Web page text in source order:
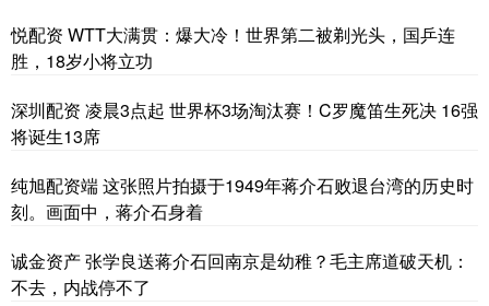
悦配资 WTT大满贯：爆大冷！世界第二被剃光头，国乒连
胜，18岁小将立功
深圳配资 凌晨3点起 世界杯3场淘汰赛！C罗魔笛生死决 16强
将诞生13席
纯旭配资端 这张照片拍摄于1949年蒋介石败退台湾的历史时
刻。画面中，蒋介石身着
诚金资产 张学良送蒋介石回南京是幼稚？毛主席道破天机：
不去，内战停不了